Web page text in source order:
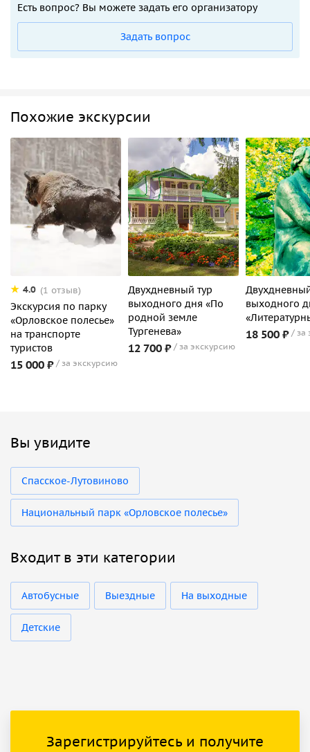
Есть вопрос? Вы можете задать его организатору
Задать вопрос
Похожие экскурсии
4.0 (1 отзыв)
Экскурсия по парку
«Орловское полесье»
на транспорте
туристов
15 000 ₽ за экскурсию
Двухдневный тур
выходного дня «По
родной земле
Тургенева»
12 700 ₽ за экскурсию
выходного
18 500 ₽ за
Вы увидите
Спасское-Лутовиново
Национальный парк «Орловское полесье»
Входит в эти категории
Автобусные Выездные На выходные
Детские
Зарегистрируйтесь и получите